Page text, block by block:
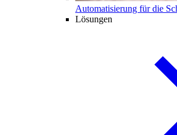
Automatisierung für die
Lösungen